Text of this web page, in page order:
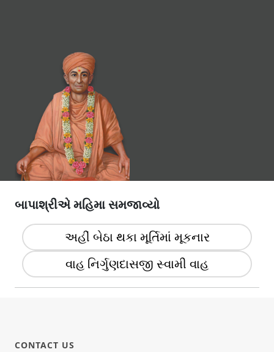
બાપાશ્રીએ મહિમા સમજાવ્યો
અહીં બેઠા થકા મૂર્તિમાં મૂકનાર
વાહ નિર્ગુણદાસજી સ્વામી વાહ
CONTACT US